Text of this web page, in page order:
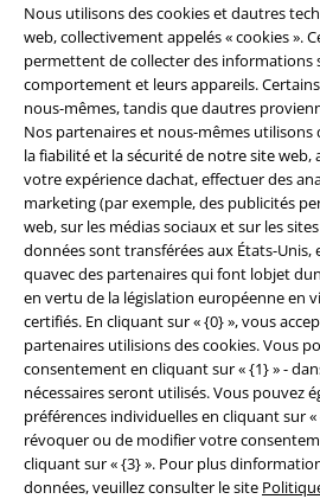
Nous utilisons des cookies et dautres
web, collectivement appelés « cookies ».
permettent de collecter des informations
comportement et leurs appareils.
nous-mêmes, tandis que dautres
Nos partenaires et nous-mêmes
la fiabilité et la sécurité de notre site
votre expérience dachat, effectuer des
marketing (par exemple, des publicités
web, sur les médias sociaux et sur les
données sont transférées aux États-Unis,
quavec des partenaires qui font lobjet
en vertu de la législation européenne en
certifiés. En cliquant sur « {0} », vous
partenaires utilisions des cookies. Vous
consentement en cliquant sur « {1} » -
nécessaires seront utilisés. Vous pouvez
préférences individuelles en cliquant sur
révoquer ou de modifier votre
cliquant sur « {3} ». Pour plus
données, veuillez consulter le site
Légal
Conditions générales
Éditeur
Clauses de confidentialité
Élimination des déchets et protection de
Déclaration de Conformité
Informations sur l'accessibilité